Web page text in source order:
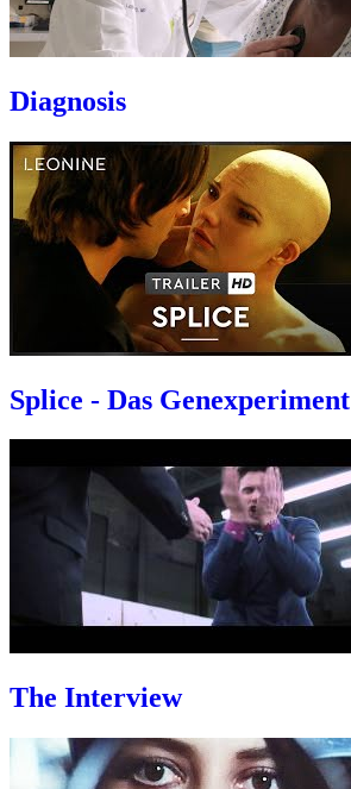
Diagnosis
Splice - Das Genexperiment
The Interview